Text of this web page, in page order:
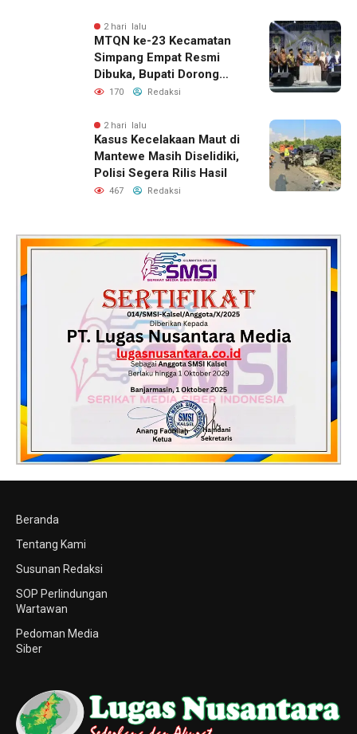
2 hari lalu
MTQN ke-23 Kecamatan
Simpang Empat Resmi
Dibuka, Bupati Dorong
Lahirnya Generasi Qur’ani
170 Redaksi
2 hari lalu
Kasus Kecelakaan Maut di
Mantewe Masih Diselidiki,
Polisi Segera Rilis Hasil
467 Redaksi
Beranda
Tentang Kami
Susunan Redaksi
SOP Perlindungan
Wartawan
Pedoman Media
Siber